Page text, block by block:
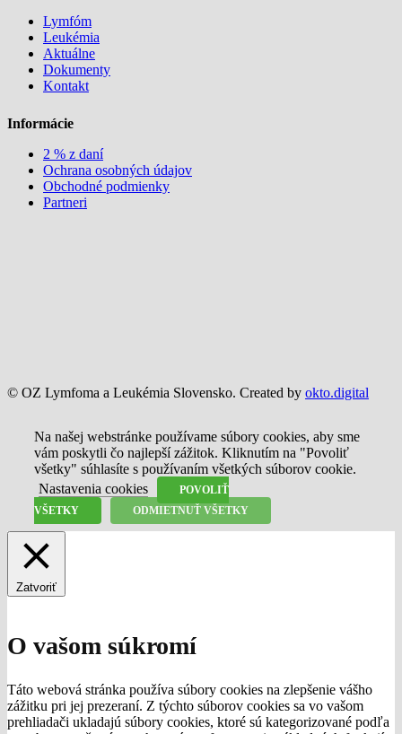
Lymfóm
Leukémia
Aktuálne
Dokumenty
Kontakt
Informácie
2 % z daní
Ochrana osobných údajov
Obchodné podmienky
Partneri
© OZ Lymfoma a Leukémia Slovensko. Created by okto.digital
Na našej webstránke používame súbory cookies, aby sme
vám poskytli čo najlepší zážitok. Kliknutím na "Povoliť
všetky" súhlasíte s používaním všetkých súborov cookie.
Nastavenia cookies
POVOLIŤ
VŠETKY
ODMIETNUŤ VŠETKY
Zatvoriť
O vašom súkromí
Táto webová stránka používa súbory cookies na zlepšenie vášho
zážitku pri jej prezeraní. Z týchto súborov cookies sa vo vašom
prehliadači ukladajú súbory cookies, ktoré sú kategorizované podľa